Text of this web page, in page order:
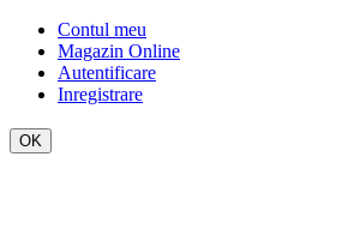
Contul meu
Magazin Online
Autentificare
Inregistrare
OK